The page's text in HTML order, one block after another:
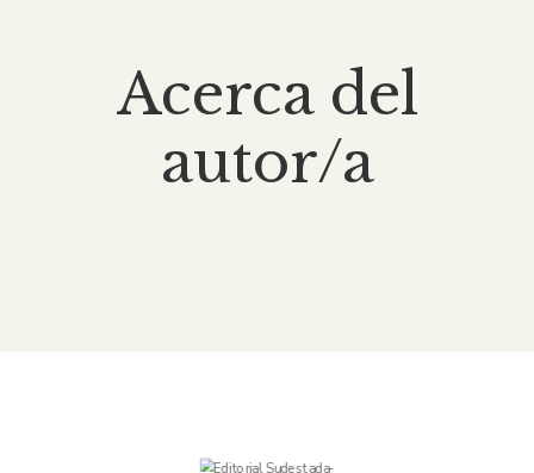
Acerca del
autor/a